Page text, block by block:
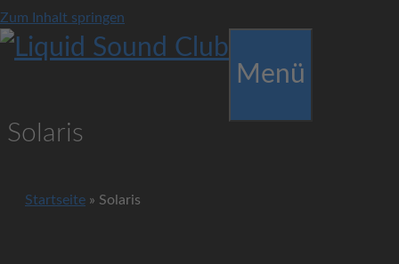
Zum Inhalt springen
Menü
Solaris
Startseite » Solaris